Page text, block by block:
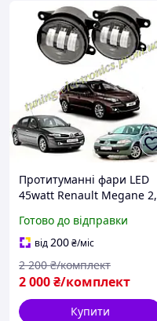
Протитуманні фари LED
45watt Renault Megane 2,
Готово до відправки
від200₴/міс
2 000₴/комплект
2 200 ₴/комплект
Купити